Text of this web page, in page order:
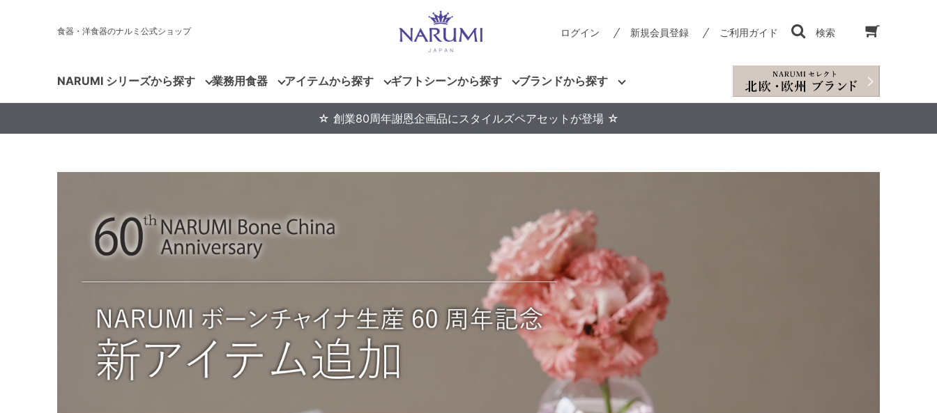
食器・洋食器のナルミ公式ショップ ログイン 新規会員登録 ご利用ガイド 検索
NARUMI シリーズから探す 業務用食器 アイテムから探す ギフトシーンから探す ブランドから探す
☆ 創業80周年謝恩企画品にスタイルズペアセットが登場 ☆